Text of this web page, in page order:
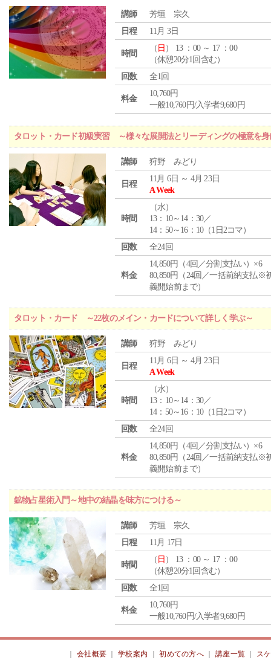
講師
芳垣 宗久
日程
11月 3日
時間
（ 日 ） 13 ：00 ～ 17 ：00
（休憩20分1回含む）
回数
全1回
料金
10,760円
一般10,760円/入学者9,680円
タロット・カード初級実習 ～様々な展開法とリーディングの極意を身
講師 狩野 みどり
日程
11月 6日 ～ 4月 23日
A Week
時間
（水）
13：10～14：30／
14：50～16：10（1日2コマ）
回数
全24回
料金
14,850円（4回／分割支払い）×6
80,850円（24回／一括前納支払※
義開始前まで）
タロット・カード ～22枚のメイン・カードについて詳しく学ぶ～
講師 狩野 みどり
日程
11月 6日 ～ 4月 23日
A Week
時間
（水）
13：10～14：30／
14：50～16：10（1日2コマ）
回数
全24回
料金
14,850円（4回／分割支払い）×6
80,850円（24回／一括前納支払※
義開始前まで）
鉱物占星術入門～地中の結晶を味方につける～
講師
芳垣 宗久
日程
11月 17日
時間
（ 日 ） 13 ：00 ～ 17 ：00
（休憩20分1回含む）
回数
全1回
料金
10,760円
一般10,760円/入学者9,680円
会社概要 ｜学校案内 ｜初めての方へ 講座一覧
ス